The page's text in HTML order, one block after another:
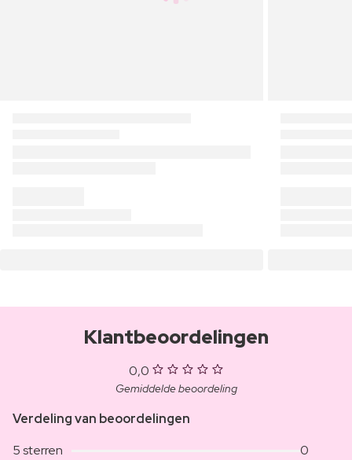
Klantbeoordelingen
0,0
Gemiddelde beoordeling
Verdeling van beoordelingen
5 sterren
0